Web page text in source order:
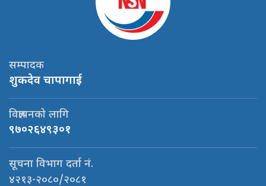
सम्पादक
शुकदेव चापागाई
विज्ञापनको लागि
९७०२६४९३०१
सूचना विभाग दर्ता नं.
४२१३-२०८०/२०८१